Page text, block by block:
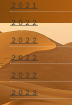
２０２１
２０２２
２０２２
２０２２
２０２２
２０２３